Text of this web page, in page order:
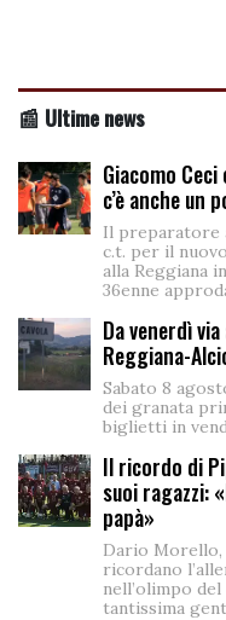
📰 Ultime news
Giacomo
c’è anche un
Il preparatore
c.t. per il
alla Reggiana
36enne
Da venerdì
Reggiana-
Sabato 8
dei granata
biglietti in
Il ricordo di
suoi ragazzi:
papà»
Dario Morello,
ricordano
nell’olimpo
tantissima